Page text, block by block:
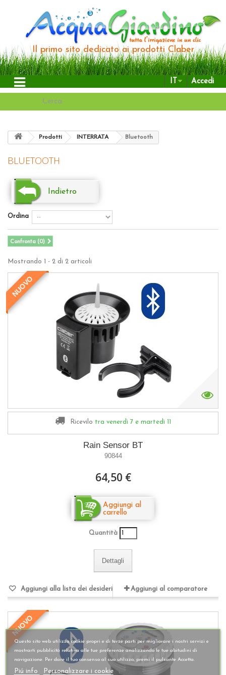
Il primo sito dedicato ai prodotti Claber
Accedi
IT
Prodotti INTERRATA Bluetooth
BLUETOOTH
Indietro
Ordina
Confronta (0)
Mostrando 1 - 2 di 2 articoli
NUOVO
Ricevilo tra venerdì 7 e martedì 11
Rain Sensor BT
90844
64,50 €
Aggiungi al
carrello
Quantità
Dettagli
Aggiungi alla lista dei desideri Aggiungi al comparatore
NUOVO
Questo sito web utilizza cookie propri e di terze parti per migliorare i nostri servizi e
mostrarti pubblicità relativa alle tue preferenze analizzando le tue abitudini di
navigazione. Per dare il tuo consenso al suo utilizzo, premi il pulsante Accetta.
Piú info Personalizzare i cookie